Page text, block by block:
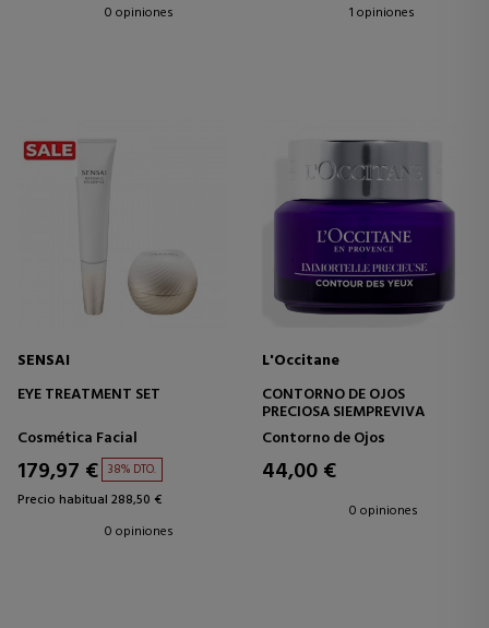
0 opiniones
1 opiniones
SENSAI
EYE TREATMENT SET
Cosmética Facial
179,97 € 38% DTO.
Precio habitual 288,50 €
0 opiniones
L'Occitane
CONTORNO DE OJOS
PRECIOSA SIEMPREVIVA
Contorno de Ojos
44,00 €
0 opiniones